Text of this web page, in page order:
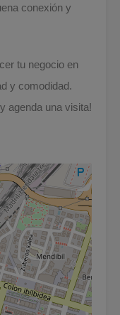
conexión y
tu negocio en
y comodidad.
agenda una visita!